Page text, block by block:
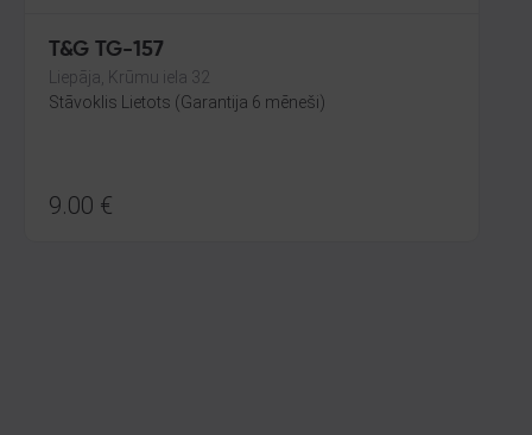
T&G TG-157
Liepāja, Krūmu iela 32
Stāvoklis Lietots (Garantija 6 mēneši)
9.00 €